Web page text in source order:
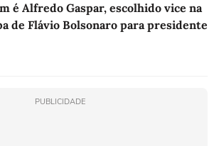
é Alfredo Gaspar, escolhido vice na
de Flávio Bolsonaro para presidente
PUBLICIDADE